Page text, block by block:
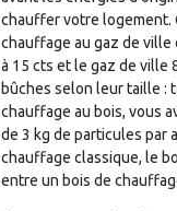
chauffer votre logement.
chauffage au gaz de ville
à 15 cts et le gaz de ville
bûches selon leur taille :
chauffage au bois, vous
de 3 kg de particules par
chauffage classique, le
entre un bois de